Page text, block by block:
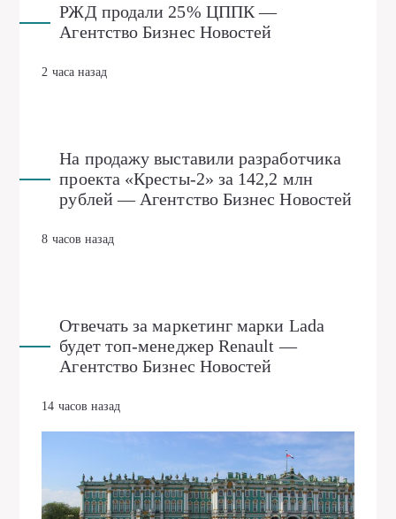
РЖД продали 25% ЦППК —
Агентство Бизнес Новостей
2 часа назад
На продажу выставили разработчика
проекта «Кресты-2» за 142,2 млн
рублей — Агентство Бизнес Новостей
8 часов назад
Отвечать за маркетинг марки Lada
будет топ-менеджер Renault —
Агентство Бизнес Новостей
14 часов назад